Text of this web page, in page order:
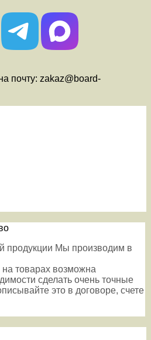
почту: zakaz@board-
продукции Мы производим в
товарах возможна
сделать очень точные
это в договоре, счете